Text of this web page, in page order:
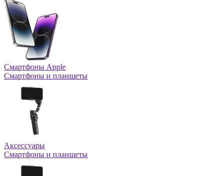
Смартфоны Apple
Смартфоны и планшеты
Аксессуары
Смартфоны и планшеты